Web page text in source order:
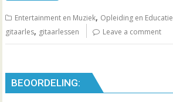
Entertainment en Muziek, Opleiding en Educatie
gitaarles, gitaarlessen Leave a comment
BEOORDELING: